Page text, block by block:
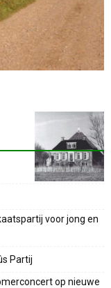
voor jong en
Partij
op nieuwe